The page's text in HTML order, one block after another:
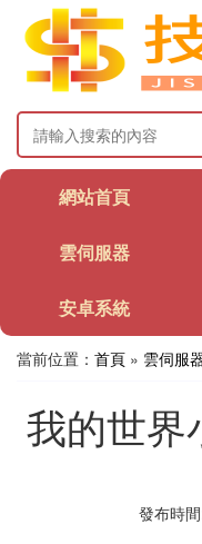
網站首頁
雲伺服器
安卓系統
當前位置： 首頁 » 雲伺服
我的世界
發布時